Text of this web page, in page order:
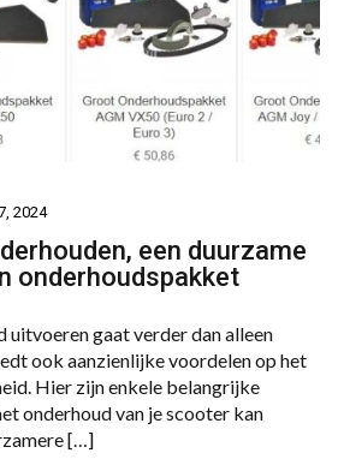
2024
een duurzame
onderhoudspakket
uitvoeren gaat verder dan alleen
ook aanzienlijke voordelen op het
Hier zijn enkele belangrijke
onderhoud van je scooter kan
[…]